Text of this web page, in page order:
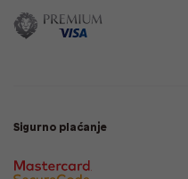
Sigurno plaćanje